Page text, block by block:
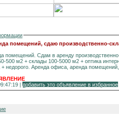
помещений, сдаю производственно-
помещений. Сдам в аренду
+ многональный телефон + заезд - стоянка фур +
+ недорого. Аренда офиса, аренда
| добавить это объявление в избранное